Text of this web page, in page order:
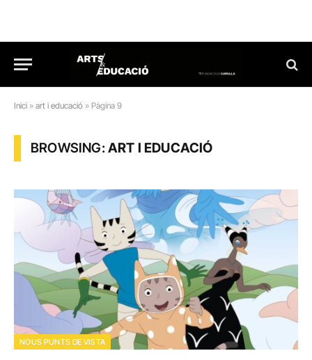
Inici » art i educació » Pàgina 9
BROWSING:ART I EDUCACIÓ
NOUS PUNTS DE VISTA